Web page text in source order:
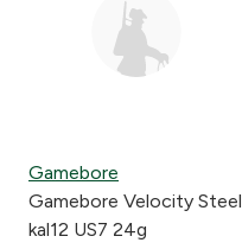
Gamebore
Gamebore Velocity Steel
kal12 US7 24g